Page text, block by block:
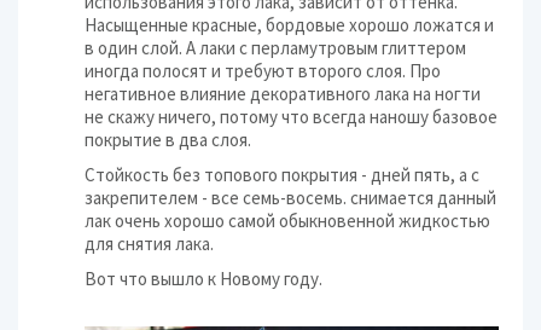
Насыщенные красные, бордовые хорошо ложатся и
в один слой. А лаки с перламутровым глиттером
иногда полосят и требуют второго слоя. Про
негативное влияние декоративного лака на ногти
не скажу ничего, потому что всегда наношу базовое
покрытие в два слоя.
Стойкость без топового покрытия - дней пять, а с
закрепителем - все семь-восемь. снимается данный
лак очень хорошо самой обыкновенной жидкостью
для снятия лака.
Вот что вышло к Новому году.